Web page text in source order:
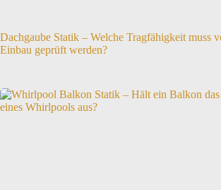
Dachgaube Statik – Welche Tragfähigkeit muss
Einbau geprüft werden?